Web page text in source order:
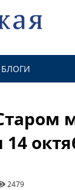
БЛОГИ
2479